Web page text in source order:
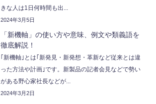
きな人は1日何時間も出...
2024年3月5日
「新機軸」の使い方や意味、例文や類義語を
徹底解説！
｢新機軸｣とは｢新発見・新発想・革新など従来とは違
った方法や計画｣です。新製品の記者会見などで勢い
がある野心家社長などが...
2024年3月2日